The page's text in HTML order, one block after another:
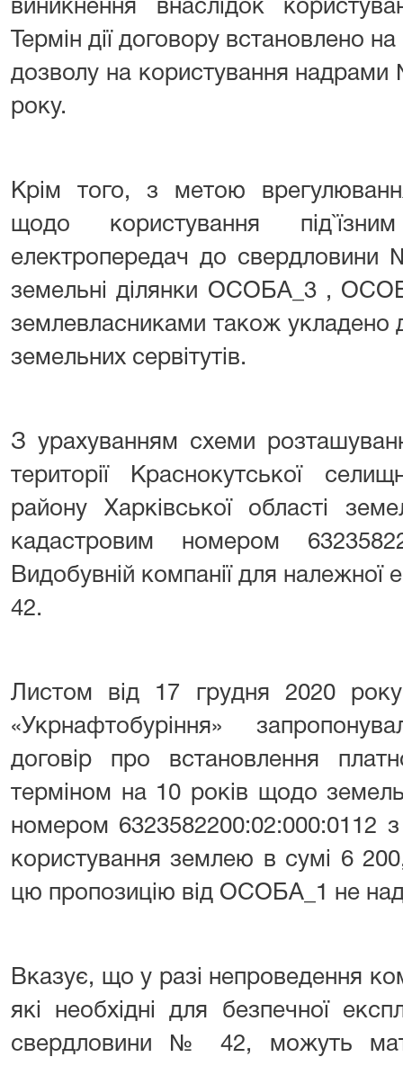
виникнення внаслідок
Термін дії договору встановлено
дозволу на користування
року.
Крім того, з метою
щодо користування
електропередач до
земельні ділянки ОСОБА_3 ,
землевласниками також укладено
земельних сервітутів.
З урахуванням схеми
території Краснокутської
району Харківської області
кадастровим номером
Видобувній компанії для належної
42.
Листом від 17 грудня 2020
«Укрнафтобуріння»
договір про встановлення
терміном на 10 років щодо
номером 6323582200:02:000:0112
користування землею в сумі 6
цю пропозицію від ОСОБА_1 не
Вказує, що у разі непроведення
які необхідні для безпечної
свердловини № 42, можуть